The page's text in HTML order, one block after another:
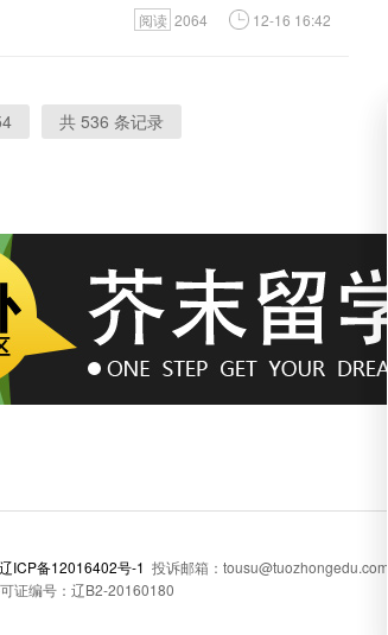
阅读 2064 12-16 16:42
共 536 条记录
辽ICP备12016402号-1 投诉邮箱：tousu@tuozhongedu.com
证编号：辽B2-20160180